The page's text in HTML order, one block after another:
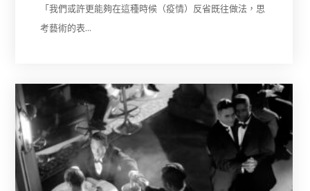
「我們或許更能夠在這種時候（疫情）反省既往做法，思
考藝術的表…